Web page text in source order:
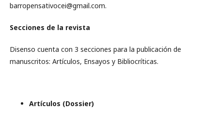
barropensativocei@gmail.com.
Secciones de la revista
Disenso cuenta con 3 secciones para la publicación de
manuscritos: Artículos, Ensayos y Bibliocríticas.
Artículos (Dossier)